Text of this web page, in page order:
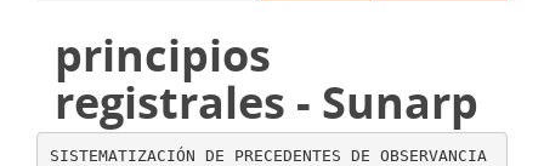
principios
registrales - Sunarp
SISTEMATIZACIÓN DE PRECEDENTES DE OBSERVANCIA